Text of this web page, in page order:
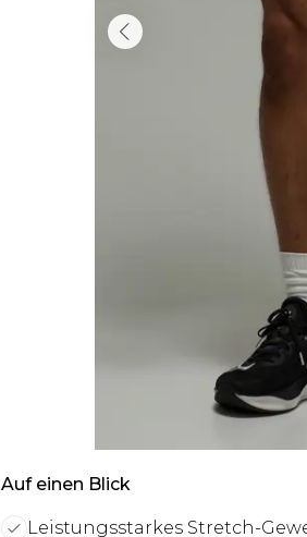
Auf einen Blick
Leistungsstarkes Stretch-